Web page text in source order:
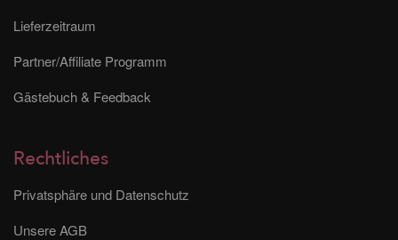
Lieferzeitraum
Partner/Affiliate Programm
Gästebuch & Feedback
Rechtliches
Privatsphäre und Datenschutz
Unsere AGB